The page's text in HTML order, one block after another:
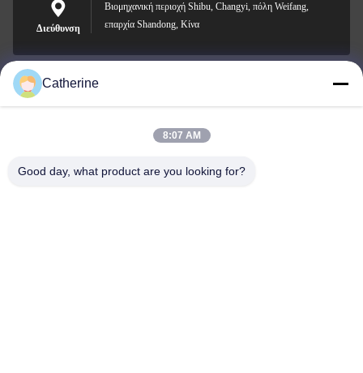
Διεύθυνση
Βιομηχανική περιοχή Shibu, Changyi, πόλη Weifang,
επαρχία Shandong, Κίνα
padraic@huayumachine.cn
Catherine
8:07 AM
Good day, what product are you looking for?